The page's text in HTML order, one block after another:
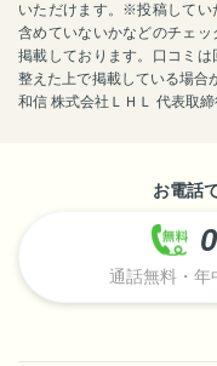
いただけます。※投稿してい
含めていないかなどのチェ
掲載しております。口コミ
整えた上で掲載している場合
和信 株式会社ＬＨＬ 代表取締
お電話
通話無料・年